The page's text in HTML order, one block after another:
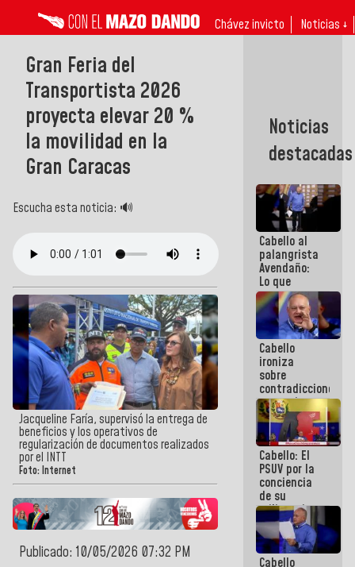
Chávez invicto Noticias ↓
Gran Feria del
Transportista 2026
proyecta elevar 20 %
la movilidad en la
Gran Caracas
Escucha esta noticia: 🔊
Jacqueline Faría, supervisó la entrega de
beneficios y los operativos de
regularización de documentos realizados
por el INTT
Foto: Internet
Publicado: 10/05/2026 07:32 PM
Noticias
destacadas
Cabello al
palangrista
Avendaño:
Lo que
vayas a
escribir
hazlo hoy
por que no
sabemos si
la semana
que viene
hay
programa
Cabello
ironiza
sobre
contradicciones
y mentiras
de María
Machado:
¡Créanle!
Cabello: El
PSUV por la
conciencia
de su
militancia
es la
organización
política más
Cabello